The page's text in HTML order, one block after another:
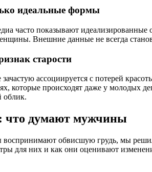
идеальные формы
часто показывают
Внешние данные не всегда
старости
ассоциируется с потерей
которые происходят даже у молодых
облик.
что думают мужчины
обвисшую грудь, мы
для них и как они оценивают